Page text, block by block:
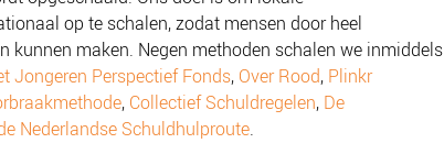
op te schalen, zodat mensen door heel
kunnen maken. Negen methoden schalen we inmiddels
Jongeren Perspectief Fonds, Over Rood, Plinkr
, Collectief Schuldregelen, De
Nederlandse Schuldhulproute.